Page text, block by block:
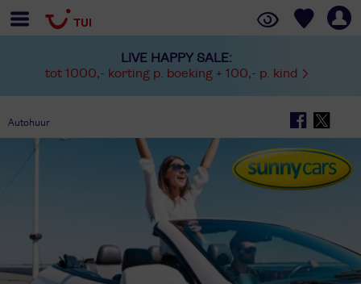
LIVE HAPPY SALE:
tot 1000,- korting p. boeking + 100,- p. kind
Autohuur